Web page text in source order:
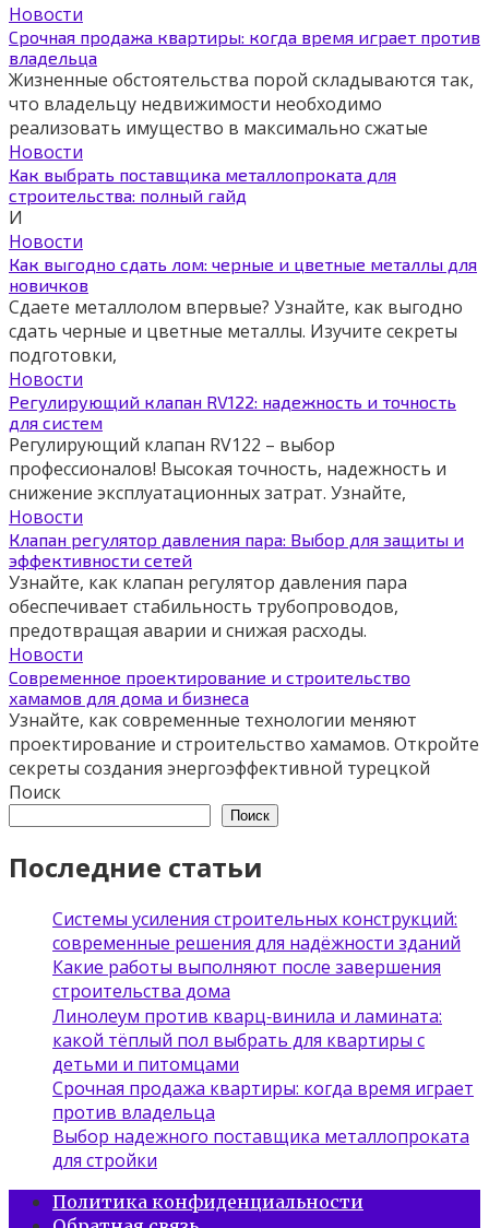
Новости
Срочная продажа квартиры: когда время играет против
владельца
Жизненные обстоятельства порой складываются так,
что владельцу недвижимости необходимо
реализовать имущество в максимально сжатые
Новости
Как выбрать поставщика металлопроката для
строительства: полный гайд
И
Новости
Как выгодно сдать лом: черные и цветные металлы для
новичков
Сдаете металлолом впервые? Узнайте, как выгодно
сдать черные и цветные металлы. Изучите секреты
подготовки,
Новости
Регулирующий клапан RV122: надежность и точность
для систем
Регулирующий клапан RV122 – выбор
профессионалов! Высокая точность, надежность и
снижение эксплуатационных затрат. Узнайте,
Новости
Клапан регулятор давления пара: Выбор для защиты и
эффективности сетей
Узнайте, как клапан регулятор давления пара
обеспечивает стабильность трубопроводов,
предотвращая аварии и снижая расходы.
Новости
Современное проектирование и строительство
хамамов для дома и бизнеса
Узнайте, как современные технологии меняют
проектирование и строительство хамамов. Откройте
секреты создания энергоэффективной турецкой
Поиск
Поиск
Последние статьи
Системы усиления строительных конструкций:
современные решения для надёжности зданий
Какие работы выполняют после завершения
строительства дома
Линолеум против кварц‑винила и ламината:
какой тёплый пол выбрать для квартиры с
детьми и питомцами
Срочная продажа квартиры: когда время играет
против владельца
Выбор надежного поставщика металлопроката
для стройки
Политика конфиденциальности